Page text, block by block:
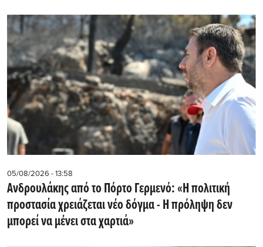
05/08/2026 - 13:58
Ανδρουλάκης από το Πόρτο Γερμενό: «Η πολιτική
προστασία χρειάζεται νέο δόγμα - Η πρόληψη δεν
μπορεί να μένει στα χαρτιά»